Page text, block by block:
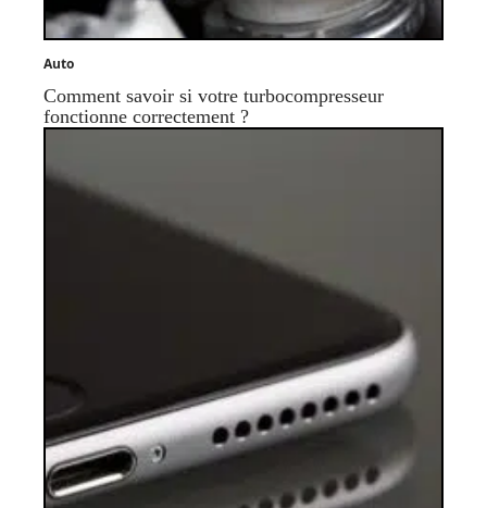
Auto
Comment savoir si votre turbocompresseur
fonctionne correctement ?